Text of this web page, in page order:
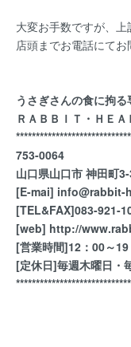
大変お手数ですが、
店頭までお電話にてお
うさぎさんの食に拘る
ＲＡＢＢＩＴ・ＨＥＡ
753-0064
山口県山口市 神田町
[E-mai] info@rabbit-
[TEL&FAX]083-921-
[web] http://
[営業時間]12：00～
[定休日]毎週木曜日・